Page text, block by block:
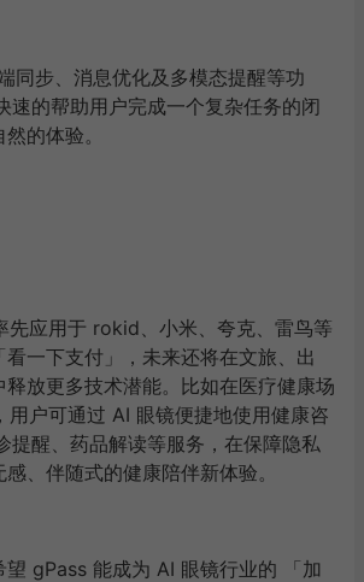
同步、消息优化及多模态提醒等功
速的帮助用户完成一个复杂任务的闭
的体验。
先应用于 rokid、小米、夸克、雷鸟等
一下支付」，未来还将在文旅、出
放更多技术潜能。比如在医疗健康场
用户可通过 AI 眼镜便捷地使用健康咨
提醒、药品解读等服务，在保障隐私
、伴随式的健康陪伴新体验。
望 gPass 能成为 AI 眼镜行业的 「加